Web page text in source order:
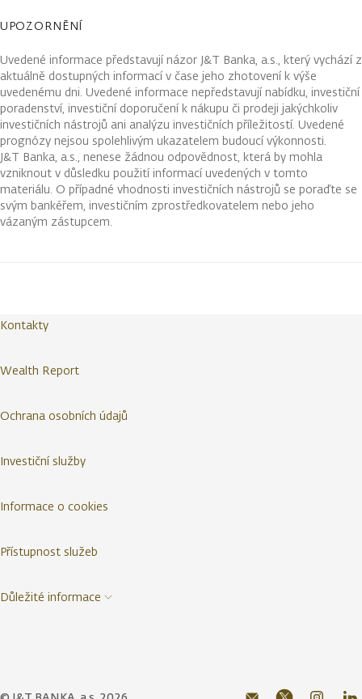
UPOZORNĚNÍ
Uvedené informace představují názor J&T Banka, a.s., který vychází z
aktuálně dostupných informací v čase jeho zhotovení k výše
uvedenému dni. Uvedené informace nepředstavují nabídku, investiční
poradenství, investiční doporučení k nákupu či prodeji jakýchkoliv
investičních nástrojů ani analýzu investičních příležitostí. Uvedené
prognózy nejsou spolehlivým ukazatelem budoucí výkonnosti.
J&T Banka, a.s., nenese žádnou odpovědnost, která by mohla
vzniknout v důsledku použití informací uvedených v tomto
materiálu. O případné vhodnosti investičních nástrojů se poraďte se
svým bankéřem, investičním zprostředkovatelem nebo jeho
vázaným zástupcem.
Kontakty
Wealth Report
Ochrana osobních údajů
Investiční služby
Informace o cookies
Přístupnost služeb
Důležité informace